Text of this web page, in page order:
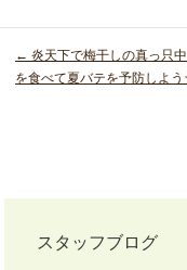
← 炎天下で梅干しの真っ只
を食べて夏バテを予防しよ
スタッフブログ